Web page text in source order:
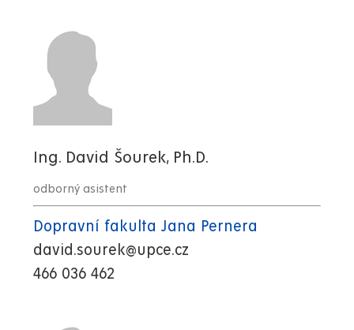
Ing. David Šourek, Ph.D.
odborný asistent
Dopravní fakulta Jana Pernera
david.sourek@upce.cz
466 036 462